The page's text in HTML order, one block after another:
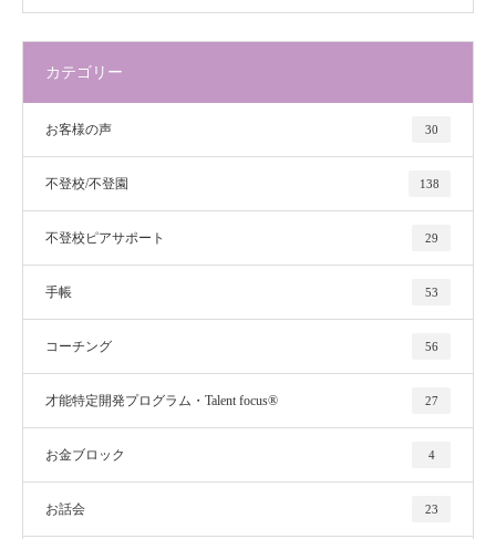
カテゴリー
お客様の声 30
不登校/不登園 138
不登校ピアサポート 29
手帳 53
コーチング 56
才能特定開発プログラム・Talent focus® 27
お金ブロック 4
お話会 23